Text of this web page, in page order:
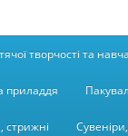
творчості та
приладдя
стрижні